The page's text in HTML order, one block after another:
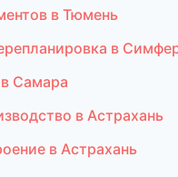
в Тюмень
в
Самара
в Астрахань
в Астрахань